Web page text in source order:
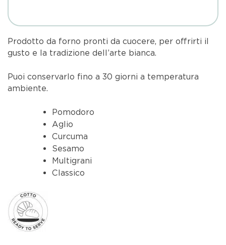
Prodotto da forno pronti da cuocere, per offrirti il
gusto e la tradizione dell’arte bianca.
Puoi conservarlo fino a 30 giorni a temperatura
ambiente.
Pomodoro
Aglio
Curcuma
Sesamo
Multigrani
Classico